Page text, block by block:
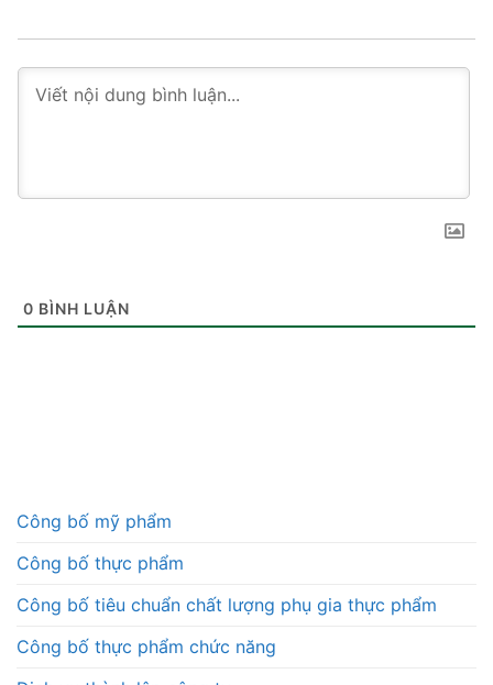
0 BÌNH LUẬN
Công bố mỹ phẩm
Công bố thực phẩm
Công bố tiêu chuẩn chất lượng phụ gia thực phẩm
Công bố thực phẩm chức năng